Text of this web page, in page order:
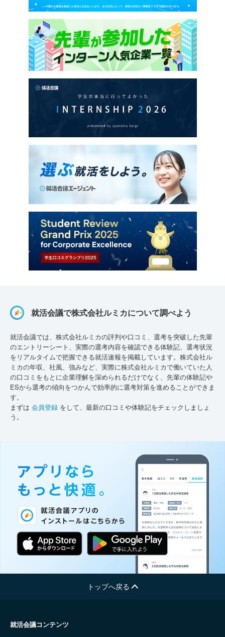
就活会議で株式会社ルミカについて調べよう
就活会議では、株式会社ルミカの評判や口コミ、選考を突破した先輩
のエントリーシート、実際の選考内容を確認できる体験記、選考状況
をリアルタイムで把握できる就活速報を掲載しています。株式会社ル
ミカの年収、社風、強みなど、実際に株式会社ルミカで働いていた人
の口コミをもとに企業理解を深められるだけでなく、先輩の体験記や
ESから選考の傾向をつかんで効率的に選考対策を進めることができま
す。
まずは 会員登録 をして、最新の口コミや体験記をチェックしましょ
う。
トップへ戻る
就活会議コンテンツ